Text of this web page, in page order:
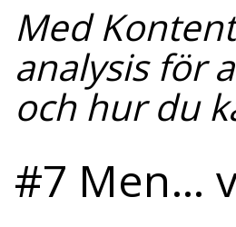
Med
analysis för
och hur du
#7 Men…